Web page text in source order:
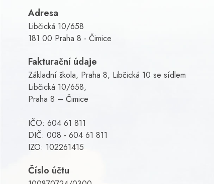
Adresa
Libčická 10/658
181 00 Praha 8 - Čimice
Fakturační údaje
Základní škola, Praha 8, Libčická 10 se sídlem
Libčická 10/658,
Praha 8 – Čimice
IČO: 604 61 811
DIČ: 008 - 604 61 811
IZO: 102261415
Číslo účtu